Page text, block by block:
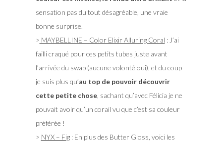
sensation pas du tout désagréable, une vraie
bonne surprise.
> MAYBELLINE – Color Elixir Alluring Coral : J’ai
failli craqué pour ces petits tubes juste avant
l’arrivée du swap (aucune volonté oui), et du coup
je suis plus qu’au top de pouvoir découvrir
cette petite chose, sachant qu’avec Félicia je ne
pouvait avoir qu’un corail vu que c’est sa couleur
préférée !
> NYX – Fig: En plus des Butter Gloss, voici les